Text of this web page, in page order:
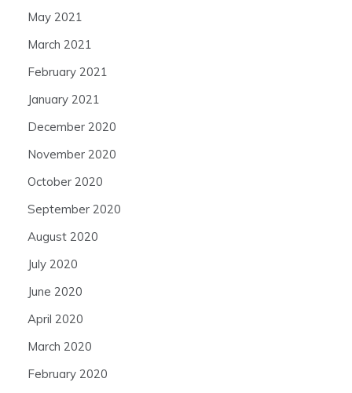
May 2021
March 2021
February 2021
January 2021
December 2020
November 2020
October 2020
September 2020
August 2020
July 2020
June 2020
April 2020
March 2020
February 2020